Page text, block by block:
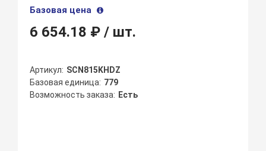
Базовая цена
6 654.18 ₽/ шт.
Артикул
SCN815KHDZ
Базовая единица 779
Возможность заказа
Есть